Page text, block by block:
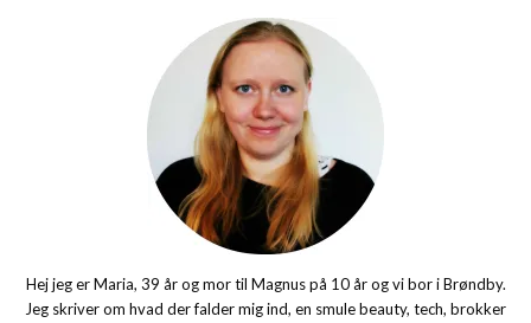
Hej jeg er Maria, 39 år og mor til Magnus på 10 år og vi bor i Brøndby.
Jeg skriver om hvad der falder mig ind, en smule beauty, tech, brokker